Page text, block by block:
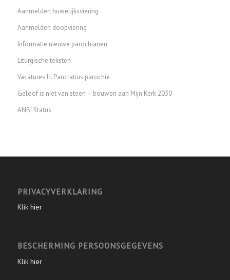
Aanmelden huwelijksviering
Aanmelden doopviering
Informatie nieuwe parochianen
Liturgische teksten
Vacatures H. Pancratius parochie
Geloof is niet van steen – bouwen aan Mijn Kerk 2030
ANBI Status
PRIVACYVERKLARING
Klik hier
BESCHERMING PERSOONSGEGEVENS
Klik hier